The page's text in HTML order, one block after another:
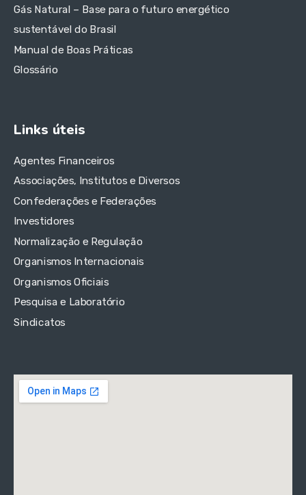
Gás Natural – Base para o futuro energético
sustentável do Brasil
Manual de Boas Práticas
Glossário
Links úteis
Agentes Financeiros
Associações, Institutos e Diversos
Confederações e Federações
Investidores
Normalização e Regulação
Organismos Internacionais
Organismos Oficiais
Pesquisa e Laboratório
Sindicatos